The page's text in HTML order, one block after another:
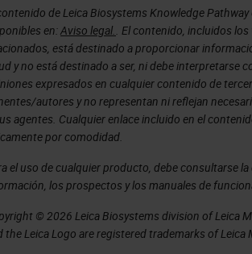
this field of view in order to
considerations need to be
impact the image quality.
Aperio GT 450, we were able to
objective has a field of view
optical corrections designed
off-axis aberrations guarantees
field of view.
de Leica Biosystems Knowledge
en:Aviso legal.. El contenido, incluidos
está destinado a proporcionar
y no está destinado a ser, ni debe interpretarse
expresados en cualquier contenido de
autores y no representan ni reflejan
agentes. Cualquier enlace incluido en el
por comodidad.
el uso de cualquier producto, debe consultarse
los prospectos y los manuales de
© 2026 Leica Biosystems division of Leica
the Leica Logo are registered trademarks of Leica